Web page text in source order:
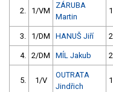
2. 1/VM
ZÁRUBA
Martin
3. 1/DM HANUŠ Jiří
4. 2/DM MÍL Jakub
5. 1/V
OUTRATA
Jindřich